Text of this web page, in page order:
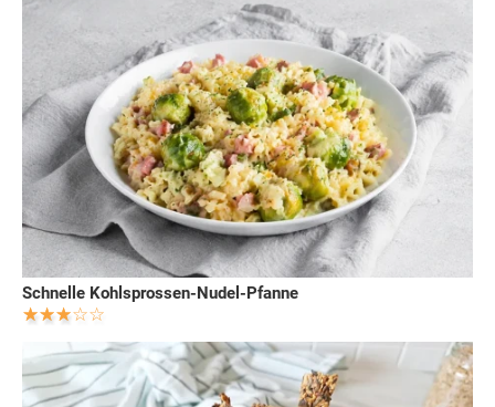
Schnelle Kohlsprossen-Nudel-Pfanne